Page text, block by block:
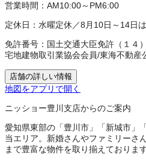
営業時間： AM10:00～PM6:00
定休日： 水曜定休／8月10日～14日
免許番号： 国土交通大臣免許（１４
宅地建物取引業協会会員/東海不動産
店舗の詳しい情報
地図をアプリで開く
ニッショー豊川支店からのご案内
愛知県東部の「豊川市」「新城市」
当エリア。新婚さんやファミリーさ
まで豊富な物件を取り揃えておりま